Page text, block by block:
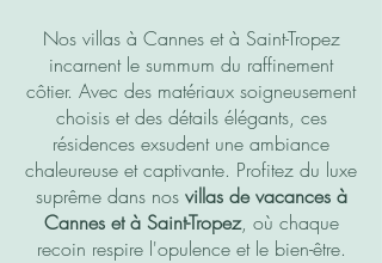
Nos villas à Cannes et à Saint-Tropez
incarnent le summum du raffinement
côtier. Avec des matériaux soigneusement
choisis et des détails élégants, ces
résidences exsudent une ambiance
chaleureuse et captivante. Profitez du luxe
suprême dans nos villas de vacances à
Cannes et à Saint-Tropez, où chaque
recoin respire l'opulence et le bien-être.